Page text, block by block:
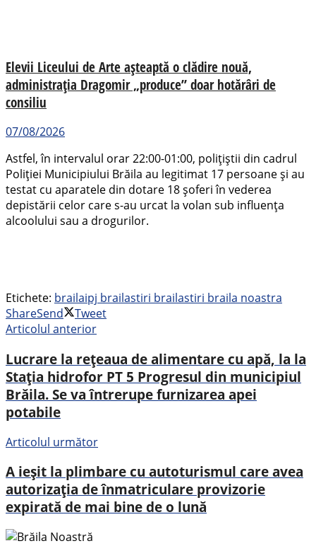
Elevii Liceului de Arte așteaptă o clădire nouă,
administrația Dragomir „produce” doar hotărâri de
consiliu
07/08/2026
Astfel, în intervalul orar 22:00-01:00, polițiștii din cadrul
Poliției Municipiului Brăila au legitimat 17 persoane și au
testat cu aparatele din dotare 18 șoferi în vederea
depistării celor care s-au urcat la volan sub influența
alcoolului sau a drogurilor.
Etichete: brailaipj brailastiri brailastiri braila noastra
ShareSend
Tweet
Articolul anterior
Lucrare la rețeaua de alimentare cu apă, la la
Stația hidrofor PT 5 Progresul din municipiul
Brăila. Se va întrerupe furnizarea apei
potabile
Articolul următor
A ieșit la plimbare cu autoturismul care avea
autorizația de înmatriculare provizorie
expirată de mai bine de o lună